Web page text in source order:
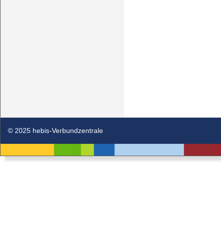
© 2025 hebis-Verbundzentrale